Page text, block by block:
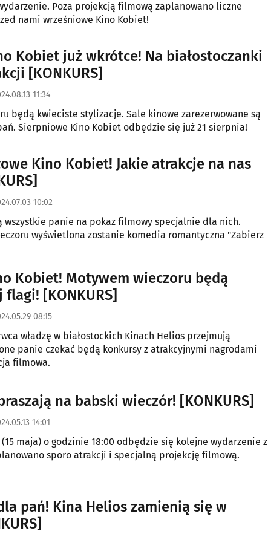
Poza projekcją filmową zaplanowano liczne
nami wrześniowe Kino Kobiet!
Kobiet już wkrótce! Na białostoczanki
[KONKURS]
11:34
będą kwieciste stylizacje. Sale kinowe zarezerwowane są
Sierpniowe Kino Kobiet odbędzie się już 21 sierpnia!
Kino Kobiet! Jakie atrakcje na nas
10:02
wszystkie panie na pokaz filmowy specjalnie dla nich.
wyświetlona zostanie komedia romantyczna "Zabierz
Kobiet! Motywem wieczoru będą
[KONKURS]
08:15
władzę w białostockich Kinach Helios przejmują
panie czekać będą konkursy z atrakcyjnymi nagrodami
filmowa.
na babski wieczór! [KONKURS]
14:01
(15 maja) o godzinie 18:00 odbędzie się kolejne wydarzenie z
sporo atrakcji i specjalną projekcję filmową.
pań! Kina Helios zamienią się w